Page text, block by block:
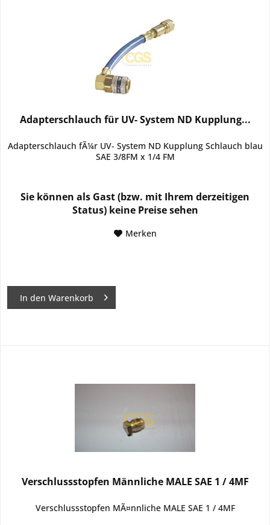
Adapterschlauch für UV- System ND Kupplung...
Adapterschlauch fÃ¼r UV- System ND Kupplung Schlauch blau
SAE 3/8FM x 1/4 FM
Sie können als Gast (bzw. mit Ihrem derzeitigen
Status) keine Preise sehen
Merken
In den Warenkorb
Verschlussstopfen Männliche MALE SAE 1 / 4MF
Verschlussstopfen MÃ¤nnliche MALE SAE 1 / 4MF